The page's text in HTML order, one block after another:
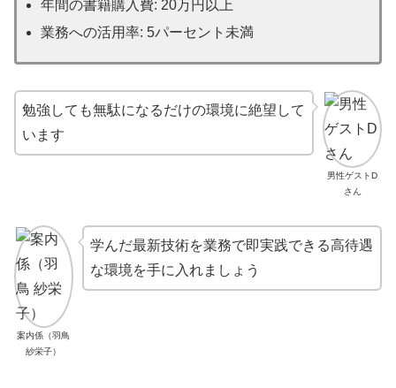
年間の書籍購入費: 20万円以上
業務への活用率: 5パーセント未満
男性ゲストD
さん
勉強しても無駄になるだけの環境に絶望して
います
案内係（羽鳥
紗栄子）
学んだ最新技術を業務で即実践できる高待遇
な環境を手に入れましょう